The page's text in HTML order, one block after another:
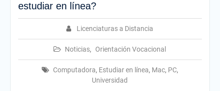
estudiar en línea?
Licenciaturas a Distancia
Noticias, Orientación Vocacional
Computadora, Estudiar en línea, Mac, PC,
Universidad